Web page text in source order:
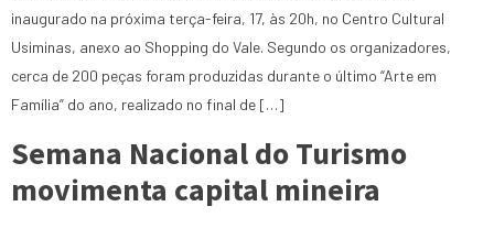
inaugurado na próxima terça-feira, 17, às 20h, no Centro Cultural
Usiminas, anexo ao Shopping do Vale. Segundo os organizadores,
cerca de 200 peças foram produzidas durante o último “Arte em
Família” do ano, realizado no final de […]
Semana Nacional do Turismo
movimenta capital mineira